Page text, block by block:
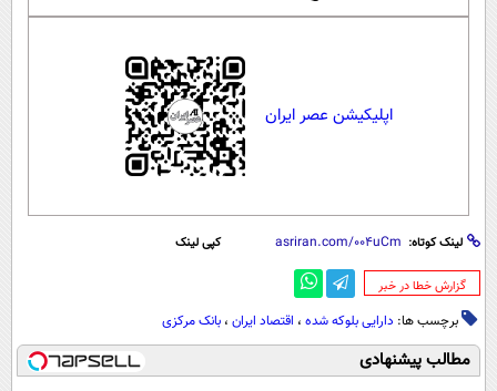
اپلیکیشن عصر ایران
لینک کوتاه: کپی لینک
‌گزارش خطا در خبر
برچسب ها: دارایی بلوکه شده ، اقتصاد ایران ، بانک مرکزی
مطالب پیشنهادی